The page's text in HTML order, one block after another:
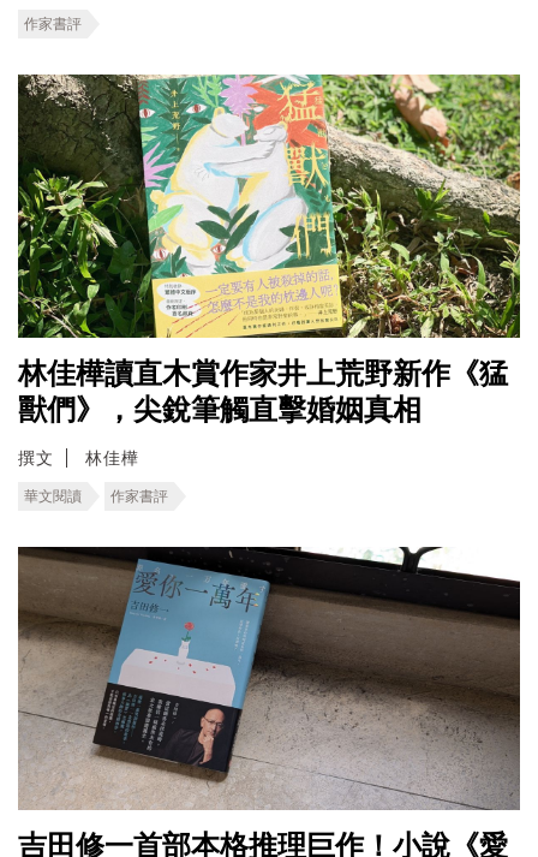
作家書評
林佳樺讀直木賞作家井上荒野新作《猛
獸們》，尖銳筆觸直擊婚姻真相
撰文 林佳樺
華文閱讀 作家書評
吉田修一首部本格推理巨作！小說《愛